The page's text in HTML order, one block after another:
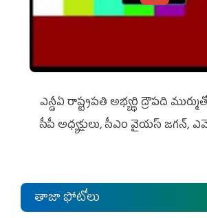
ఎన్డీఏ రాష్ట్ర‌ప‌తి అభ్య‌ర్థి ద్రౌప‌ది
సీపీ అధ్య‌క్షులు, సీఎం వైయ‌స్ జ‌గ‌న్,
తాజా ఫోటోలు